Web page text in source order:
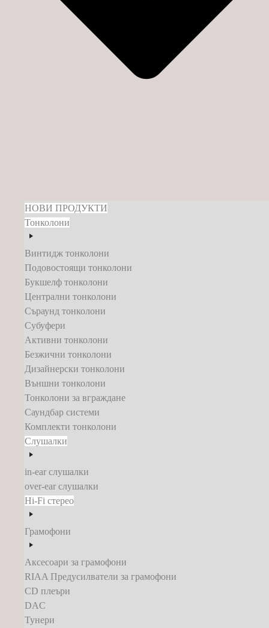
НОВИ ПРОДУКТИ
Тонколони
Винтидж тонколони
Подовостоящи тонколони
Букшелф тонколони
Централни тонколони
Съраунд тонколони
Субуфери
Активни тонколони
Безжични тонколони
Дизайнерски тонколони
Външни тонколони
Тонколони за вграждане
Саундбар системи
Комплекти тонколони
Слушалки
in-ear слушалки
over-ear слушалки
Hi-Fi стерео
Грамофони
Аксесоари за грамофони
RIAA Предусилватели за грамофони
CD плеъри
DAC
Тунери